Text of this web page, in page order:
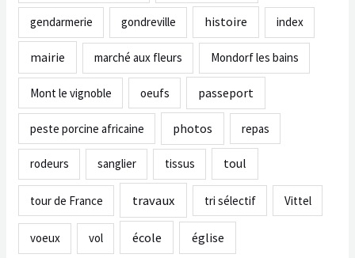
gendarmerie gondreville histoire index
mairie marché aux fleurs Mondorf les bains
Mont le vignoble oeufs passeport
peste porcine africaine photos repas
rodeurs sanglier tissus toul
tour de France travaux tri sélectif Vittel
voeux vol école église